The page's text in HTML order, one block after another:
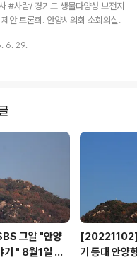
▲전라도옛맛손팥칼국수 등 6곳동
촌학원가점) ▲영칼로리포케(안양
사람/ 경기도 생물다양성 보전지
안 토론회. 안양시의회 소회의실.
6. 29.
그알 "안양
기 " 8월1일 방
[20221102]
기 등대 안양